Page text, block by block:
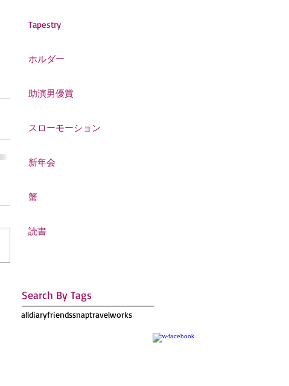
Tapestry
ホルダー
助演男優賞
スローモーション
新年会
蟹
読書
Search By Tags
alldiaryfriendssnaptravelworks